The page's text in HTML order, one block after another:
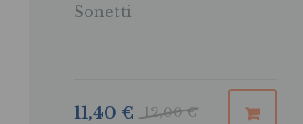
Sonetti
12,00 €
11,40 €